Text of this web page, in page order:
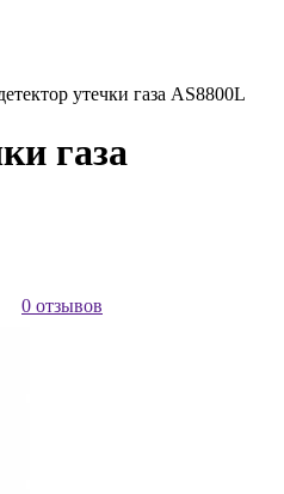
утечки газа AS8800L
газа
0 отзывов